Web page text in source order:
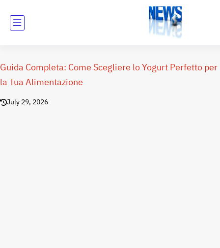
Guida Completa: Come Scegliere lo Yogurt Perfetto per
la Tua Alimentazione
July 29, 2026